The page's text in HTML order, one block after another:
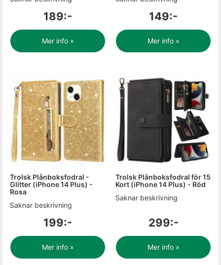
189:-
Mer info »
149:-
Mer info »
Trolsk Plånboksfodral -
Glitter (iPhone 14 Plus) -
Rosa
Saknar beskrivning
199:-
Mer info »
Trolsk Plånboksfodral för 15
Kort (iPhone 14 Plus) - Röd
Saknar beskrivning
299:-
Mer info »